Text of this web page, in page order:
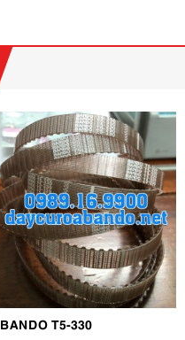
BANDO T5-330